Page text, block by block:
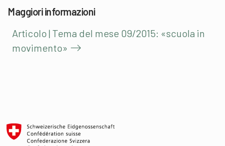
Maggiori informazioni
Articolo | Tema del mese 09/2015: «scuola in
movimento»